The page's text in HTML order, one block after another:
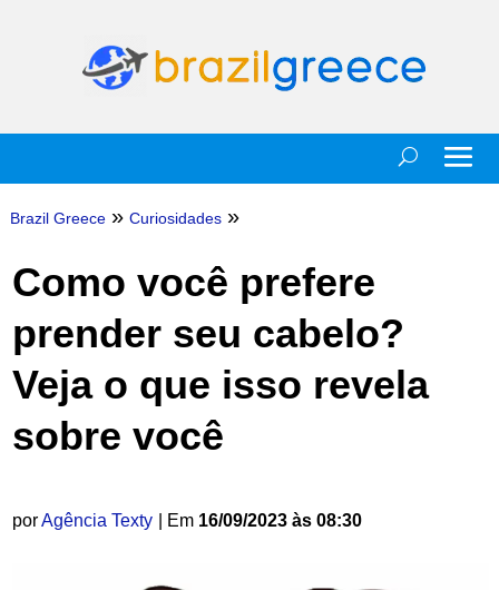
Brazil Greece » Curiosidades »
Como você prefere
prender seu cabelo?
Veja o que isso revela
sobre você
porAgência Texty | Em 16/09/2023 às 08:30